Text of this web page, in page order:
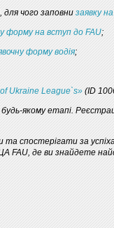
чого заповни заявку
форму на вступ до FAU;
форму водія;
Ukraine League`s» (ID
якому етапі.
спостерігати за
FAU, де ви знайдете